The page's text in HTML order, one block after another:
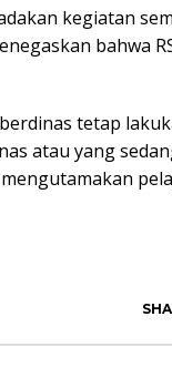
kegiatan
bahwa
tetap
atau yang